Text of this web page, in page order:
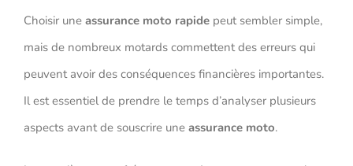
Choisir une assurance moto rapidepeut sembler simple,
mais de nombreux motards commettent des erreurs qui
peuvent avoir des conséquences financières importantes.
Il est essentiel de prendre le temps d’analyser plusieurs
aspects avant de souscrire une assurance moto.